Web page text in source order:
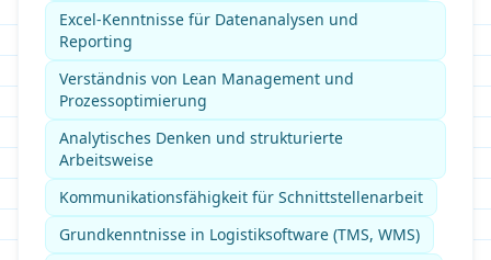
Excel-Kenntnisse für Datenanalysen und
Reporting
Verständnis von Lean Management und
Prozessoptimierung
Analytisches Denken und strukturierte
Arbeitsweise
Kommunikationsfähigkeit für Schnittstellenarbeit
Grundkenntnisse in Logistiksoftware (TMS, WMS)